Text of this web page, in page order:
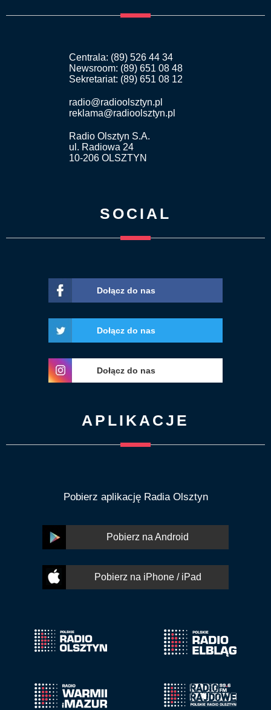
Centrala: (89) 526 44 34
Newsroom: (89) 651 08 48
Sekretariat: (89) 651 08 12
radio@radioolsztyn.pl
reklama@radioolsztyn.pl
Radio Olsztyn S.A.
ul. Radiowa 24
10-206 OLSZTYN
SOCIAL
Dołącz do nas
Dołącz do nas
Dołącz do nas
APLIKACJE
Pobierz aplikację Radia Olsztyn
Pobierz na Android
Pobierz na iPhone / iPad